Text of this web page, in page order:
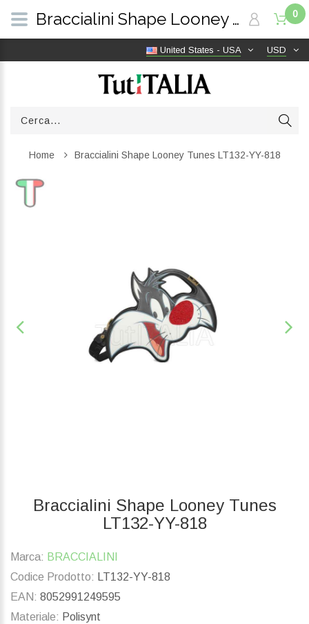
USD
United States - USA
0
Home Braccialini Shape Looney Tunes LT132-YY-818
Braccialini Shape Looney Tunes
LT132-YY-818
Marca: BRACCIALINI
Codice Prodotto:
LT132-YY-818
EAN: 8052991249595
Materiale: Polisynt
Braccialini Shape Looney Tunes LT132-YY-818 | TutITALIA